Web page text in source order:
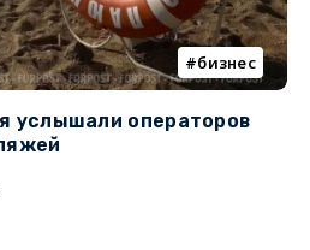
бизнес
услышали операторов